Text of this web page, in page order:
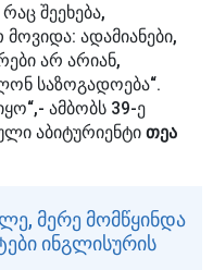
შეეხება,
ადამიანები,
არ არიან,
საზოგადოება“.
ამბობს 39-ე
აბიტურიენტი თეა
მერე მომწყინდა
ინგლისურის